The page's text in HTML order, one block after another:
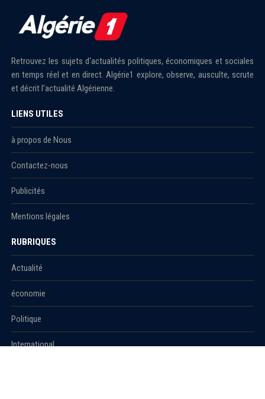
Retrouvez les sujets d'actualités politiques, économiques et sociales
en temps réel et en direct. Algérie1 explore, observe, ausculte, scrute
et décrit l'actualité Algérienne.
LIENS UTILES
à propos de Nous
Contactez-nous
Publicités
Mentions légales
RUBRIQUES
Actualité
économie
Politique
International